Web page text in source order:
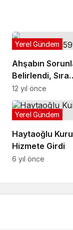
Ahşabın
Belirlendi, Sıra
Çözümünde
Yerel Gündem
12 yıl önce
Haytaoğlu
Hizmete Girdi
Yerel Gündem
6 yıl önce